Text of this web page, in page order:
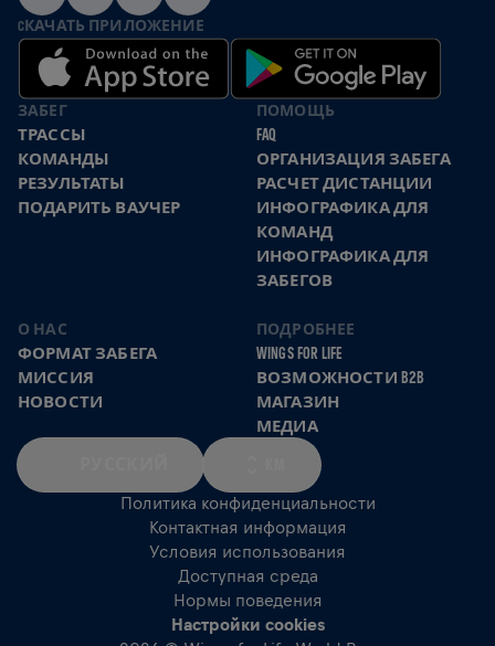
CКАЧАТЬ ПРИЛОЖЕНИЕ
ЗАБЕГ
ТРАССЫ
КОМАНДЫ
РЕЗУЛЬТАТЫ
ПОДАРИТЬ ВАУЧЕР
ПОМОЩЬ
FAQ
ОРГАНИЗАЦИЯ ЗАБЕГА
РАСЧЕТ ДИСТАНЦИИ
ИНФОГРАФИКА ДЛЯ
КОМАНД
ИНФОГРАФИКА ДЛЯ
ЗАБЕГОВ
О НАС
ФОРМАТ ЗАБЕГА
МИССИЯ
НОВОСТИ
ПОДРОБНЕЕ
WINGS FOR LIFE
ВОЗМОЖНОСТИ B2B
МАГАЗИН
МЕДИА
Политика конфиденциальности
Контактная информация
Условия использования
Доступная среда
Нормы поведения
Настройки cookies